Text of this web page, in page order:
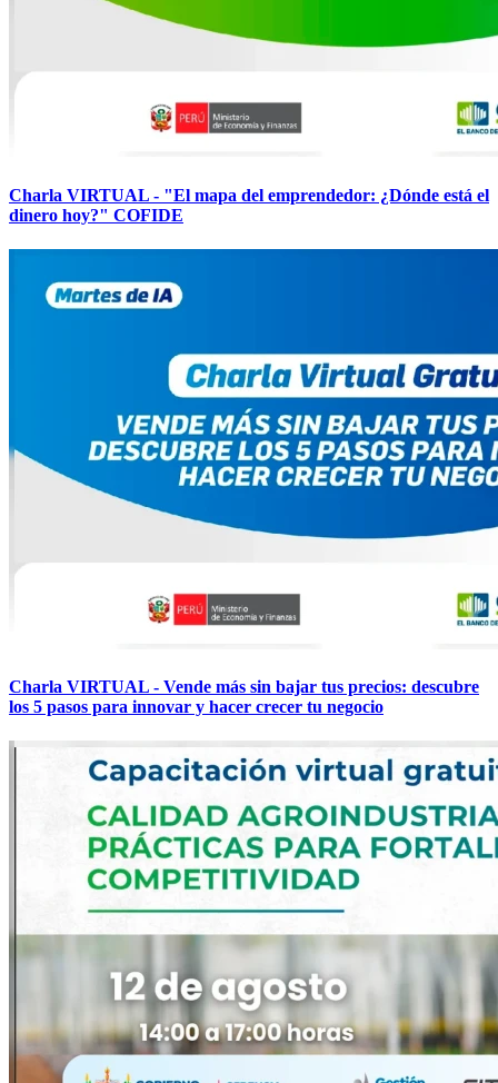
Charla VIRTUAL - "El mapa del emprendedor: ¿Dónde está el
dinero hoy?" COFIDE
Charla VIRTUAL - Vende más sin bajar tus precios: descubre
los 5 pasos para innovar y hacer crecer tu negocio